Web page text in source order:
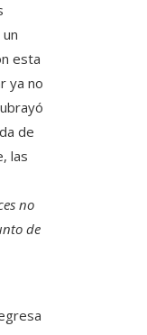
esta
ya no
de
las
no
de